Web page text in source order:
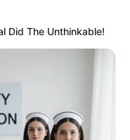
Did The Unthinkable!